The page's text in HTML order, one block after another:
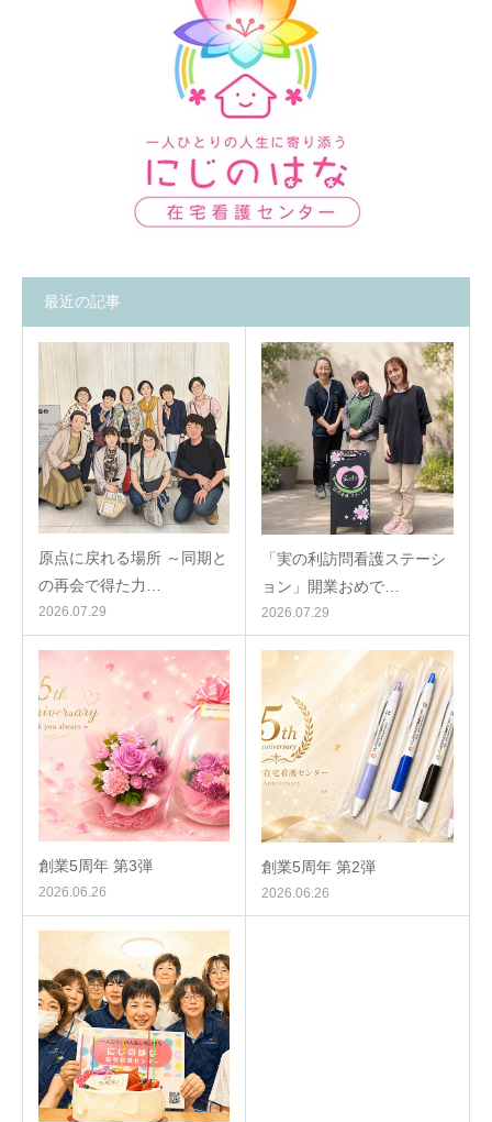
最近の記事
原点に戻れる場所 ～同期と
の再会で得た力…
2026.07.29
「実の利訪問看護ステーシ
ョン」開業おめで…
2026.07.29
創業5周年 第3弾
2026.06.26
創業5周年 第2弾
2026.06.26